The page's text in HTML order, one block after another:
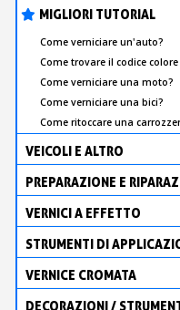
MIGLIORI TUTORIAL
Come verniciare un'auto?
Come trovare il codice
Come verniciare una moto?
Come verniciare una bici?
Come ritoccare una
VEICOLI E ALTRO
PREPARAZIONE E
VERNICI A EFFETTO
STRUMENTI DI
VERNICE CROMATA
DECORAZIONI /